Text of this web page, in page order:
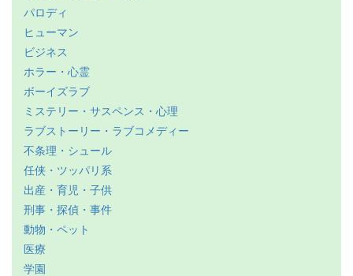
パロディ
ヒューマン
ビジネス
ホラー・心霊
ボーイズラブ
ミステリー・サスペンス・心理
ラブストーリー・ラブコメディー
不条理・シュール
任侠・ツッパリ系
出産・育児・子供
刑事・探偵・事件
動物・ペット
医療
学園